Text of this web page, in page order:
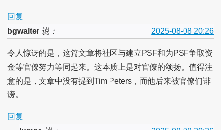
回复
bgwalter说： 2025-08-08 20:26
令人惊讶的是，这篇文章将社区与建立PSF和为PSF争取资
金等官僚努力等同起来。这本质上是对官僚的颂扬。值得注
意的是，文章中没有提到Tim Peters，而他后来被官僚们诽
谤。
回复